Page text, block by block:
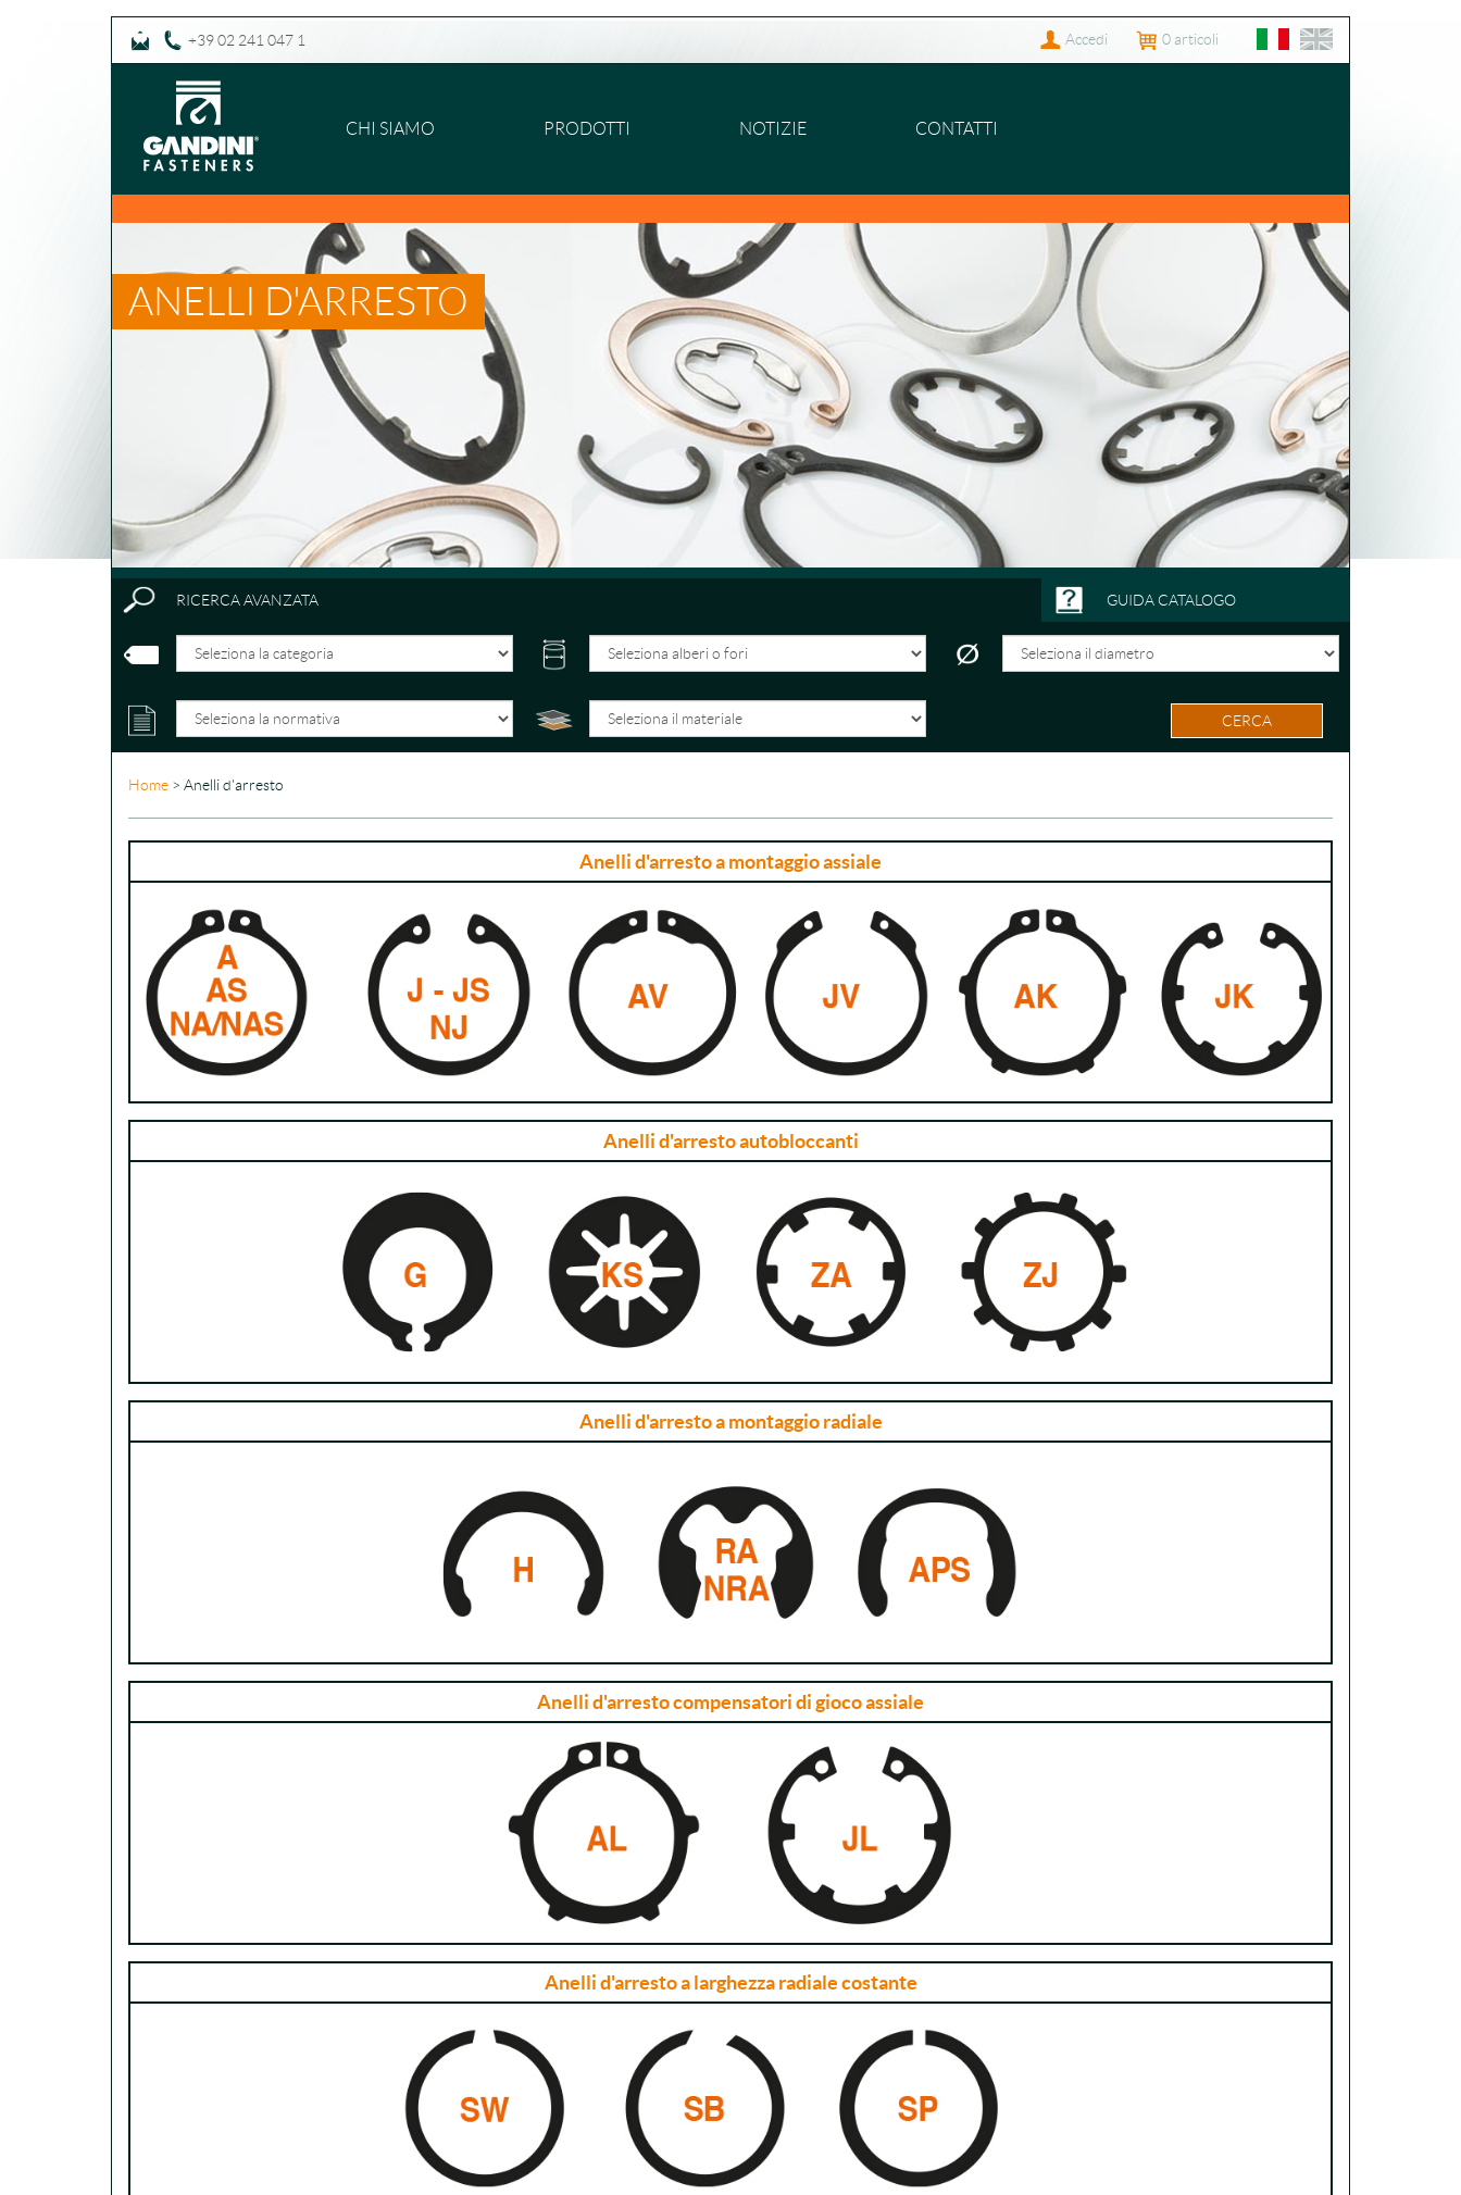
+39 02 241 047 1 Accedi 0 articoli
CHI SIAMO PRODOTTI NOTIZIE CONTATTI
ANELLI D'ARRESTO
RICERCA AVANZATA GUIDA CATALOGO
CERCA
Home > Anelli d'arresto
Anelli d'arresto a montaggio assiale
Anelli d'arresto autobloccanti
Anelli d'arresto a montaggio radiale
Anelli d'arresto compensatori di gioco assiale
Anelli d'arresto a larghezza radiale costante